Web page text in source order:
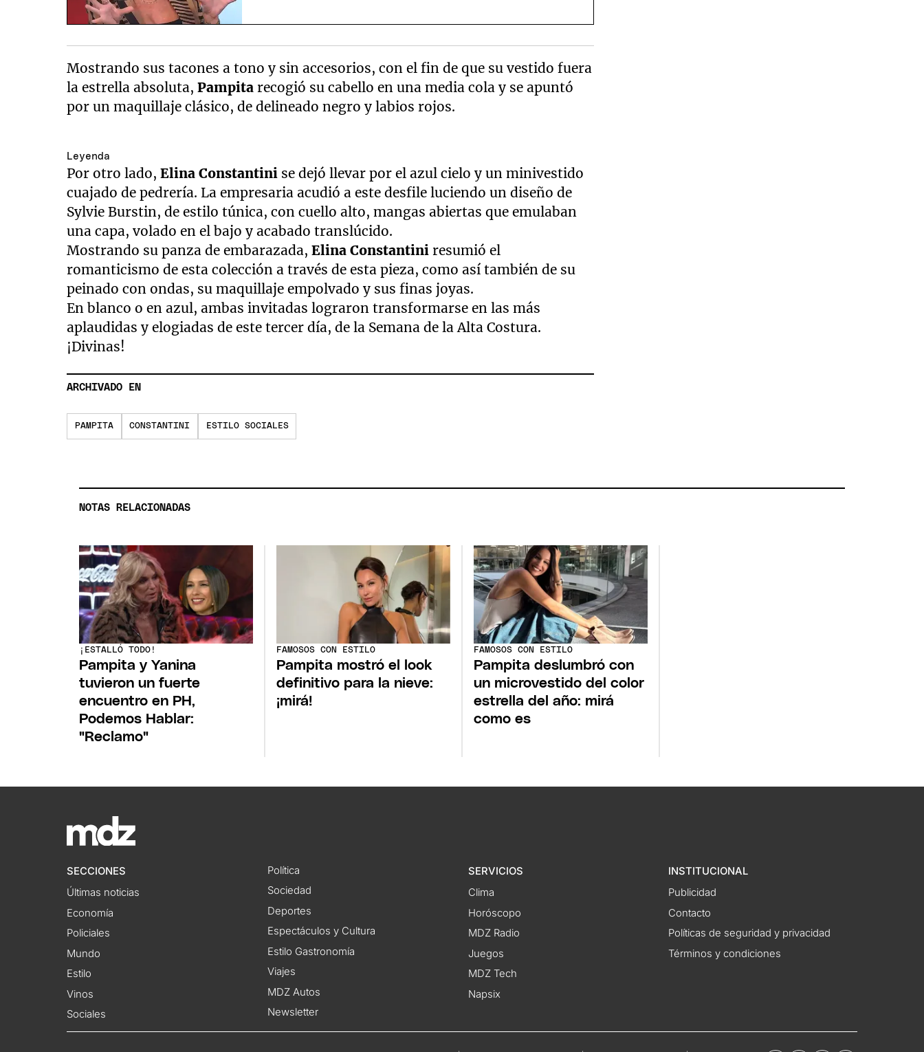
Mostrando sus tacones a tono y sin accesorios, con el fin de que su vestido fuera
la estrella absoluta,Pampita recogió su cabello en una media cola y se apuntó
por un maquillaje clásico, de delineado negro y labios rojos.
Leyenda
Por otro lado,Elina Constantini se dejó llevar por el azul cielo y un minivestido
cuajado de pedrería. La empresaria acudió a este desfile luciendo un diseño de
Sylvie Burstin, de estilo túnica, con cuello alto, mangas abiertas que emulaban
una capa, volado en el bajo y acabado translúcido.
Mostrando su panza de embarazada,Elina Constantini resumió el
romanticismo de esta colección a través de esta pieza, como así también de su
peinado con ondas, su maquillaje empolvado y sus finas joyas.
En blanco o en azul, ambas invitadas lograron transformarse en las más
aplaudidas y elogiadas de este tercer día, de la Semana de la Alta Costura.
¡Divinas!
ARCHIVADO EN
PAMPITA CONSTANTINI ESTILO SOCIALES
NOTAS RELACIONADAS
¡ESTALLÓ TODO!
Pampita y Yanina
tuvieron un fuerte
encuentro en PH,
Podemos Hablar:
"Reclamo"
FAMOSOS CON ESTILO
Pampita mostró el look
definitivo para la nieve:
¡mirá!
FAMOSOS CON ESTILO
Pampita deslumbró con
un microvestido del color
estrella del año: mirá
como es
SECCIONES
Últimas noticias
Economía
Policiales
Mundo
Estilo
Vinos
Sociales
Política
Sociedad
Deportes
Espectáculos y Cultura
Estilo Gastronomía
Viajes
MDZ Autos
Newsletter
SERVICIOS
Clima
Horóscopo
MDZ Radio
Juegos
MDZ Tech
Napsix
INSTITUCIONAL
Publicidad
Contacto
Políticas de seguridad y privacidad
Términos y condiciones